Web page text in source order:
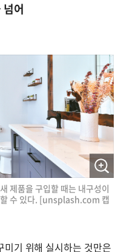
어
제품을 구입할 때는 내구성이
할 수 있다. [unsplash.com 캡
기 위해 실시하는 것만은